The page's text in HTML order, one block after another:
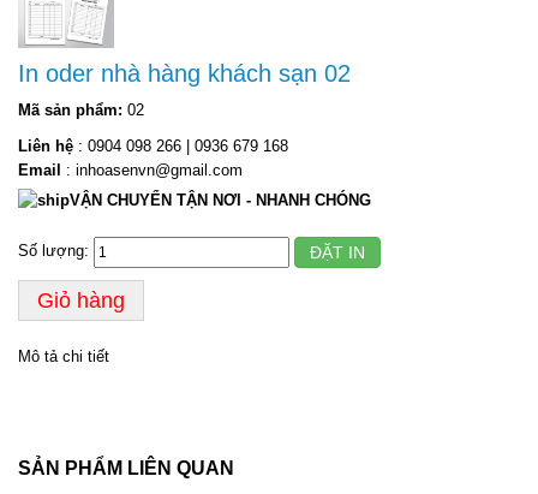
In oder nhà hàng khách sạn 02
Mã sản phẩm: 02
Liên hệ : 0904 098 266 | 0936 679 168
Email : inhoasenvn@gmail.com
VẬN CHUYỂN TẬN NƠI - NHANH CHÓNG
Số lượng: ĐẶT IN
Giỏ hàng
Mô tả chi tiết
SẢN PHẨM LIÊN QUAN